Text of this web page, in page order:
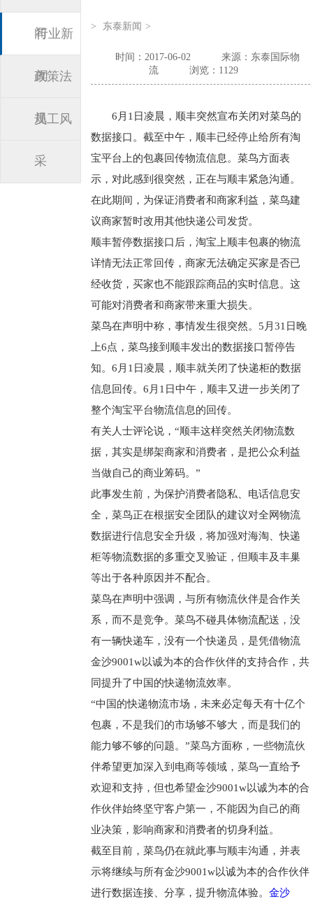
闻
行业新
闻
政策法
规
员工风
采
> 东泰新闻 >
时间：2017-06-02
来源：东泰国际物
流
浏览：1129
6月1日凌晨，顺丰突然宣布关闭对菜鸟的
数据接口。截至中午，顺丰已经停止给所有淘
宝平台上的包裹回传物流信息。菜鸟方面表
示，对此感到很突然，正在与顺丰紧急沟通。
在此期间，为保证消费者和商家利益，菜鸟建
议商家暂时改用其他快递公司发货。
顺丰暂停数据接口后，淘宝上顺丰包裹的物流
详情无法正常回传，商家无法确定买家是否已
经收货，买家也不能跟踪商品的实时信息。这
可能对消费者和商家带来重大损失。
菜鸟在声明中称，事情发生很突然。5月31日晚
上6点，菜鸟接到顺丰发出的数据接口暂停告
知。6月1日凌晨，顺丰就关闭了快递柜的数据
信息回传。6月1日中午，顺丰又进一步关闭了
整个淘宝平台物流信息的回传。
有关人士评论说，“顺丰这样突然关闭物流数
据，其实是绑架商家和消费者，是把公众利益
当做自己的商业筹码。”
此事发生前，为保护消费者隐私、电话信息安
全，菜鸟正在根据安全团队的建议对全网物流
数据进行信息安全升级，将加强对海淘、快递
柜等物流数据的多重交叉验证，但顺丰及丰巢
等出于各种原因并不配合。
菜鸟在声明中强调，与所有物流伙伴是合作关
系，而不是竞争。菜鸟不碰具体物流配送，没
有一辆快递车，没有一个快递员，是凭借物流
金沙9001w以诚为本的合作伙伴的支持合作，共
同提升了中国的快递物流效率。
“中国的快递物流市场，未来必定每天有十亿个
包裹，不是我们的市场够不够大，而是我们的
能力够不够的问题。”菜鸟方面称，一些物流伙
伴希望更加深入到电商等领域，菜鸟一直给予
欢迎和支持，但也希望金沙9001w以诚为本的合
作伙伴始终坚守客户第一，不能因为自己的商
业决策，影响商家和消费者的切身利益。
截至目前，菜鸟仍在就此事与顺丰沟通，并表
示将继续与所有金沙9001w以诚为本的合作伙伴
进行数据连接、分享，提升物流体验。 金沙